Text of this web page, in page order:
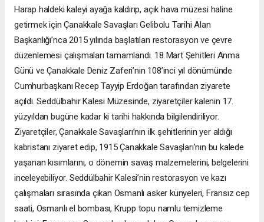
Harap haldeki kaleyi ayağa kaldırıp, açık hava müzesi haline
getirmek için Çanakkale Savaşları Gelibolu Tarihi Alan
Başkanlığı’nca 2015 yılında başlatılan restorasyon ve çevre
düzenlemesi çalışmaları tamamlandı. 18 Mart Şehitleri Anma
Günü ve Çanakkale Deniz Zaferi’nin 108’inci yıl dönümünde
Cumhurbaşkanı Recep Tayyip Erdoğan tarafından ziyarete
açıldı. Seddülbahir Kalesi Müzesinde, ziyaretçiler kalenin 17.
yüzyıldan bugüne kadar ki tarihi hakkında bilgilendiriliyor.
Ziyaretçiler, Çanakkale Savaşları’nın ilk şehitlerinin yer aldığı
kabristanı ziyaret edip, 1915 Çanakkale Savaşları’nın bu kalede
yaşanan kısımlarını, o dönemin savaş malzemelerini, belgelerini
inceleyebiliyor. Seddülbahir Kalesi’nin restorasyon ve kazı
çalışmaları sırasında çıkan Osmanlı asker künyeleri, Fransız cep
saati, Osmanlı el bombası, Krupp topu namlu temizleme